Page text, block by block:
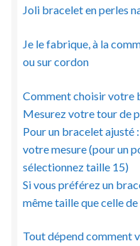
Joli bracelet en perles
Je le fabrique, à la
ou sur cordon
Comment choisir votre
Mesurez votre tour de
Pour un bracelet ajusté
votre mesure (pour un
sélectionnez taille 15)
Si vous préférez un
même taille que celle
Tout dépend comment